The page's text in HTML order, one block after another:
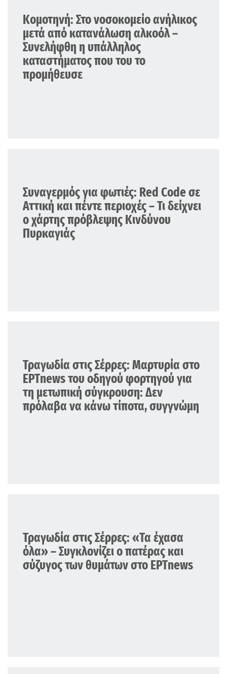
Κομοτηνή: Στο νοσοκομείο ανήλικος
μετά από κατανάλωση αλκοόλ –
Συνελήφθη η υπάλληλος
καταστήματος που του το
προμήθευσε
Συναγερμός για φωτιές: Red Code σε
Αττική και πέντε περιοχές – Τι δείχνει
ο χάρτης πρόβλεψης Κινδύνου
Πυρκαγιάς
Τραγωδία στις Σέρρες: Μαρτυρία στο
ΕΡΤnews του οδηγού φορτηγού για
τη μετωπική σύγκρουση: Δεν
πρόλαβα να κάνω τίποτα, συγγνώμη
Τραγωδία στις Σέρρες: «Τα έχασα
όλα» – Συγκλονίζει ο πατέρας και
σύζυγος των θυμάτων στο ΕΡΤnews